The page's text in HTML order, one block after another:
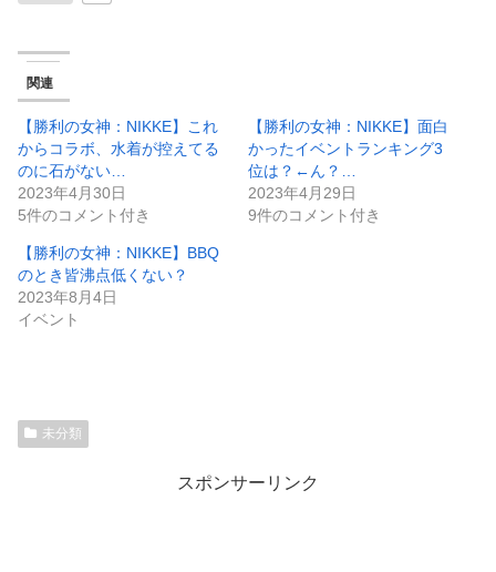
関連
【勝利の女神：NIKKE】これ
からコラボ、水着が控えてる
のに石がない…
2023年4月30日
5件のコメント付き
【勝利の女神：NIKKE】面白
かったイベントランキング3
位は？←ん？…
2023年4月29日
9件のコメント付き
【勝利の女神：NIKKE】BBQ
のとき皆沸点低くない？
2023年8月4日
イベント
未分類
スポンサーリンク